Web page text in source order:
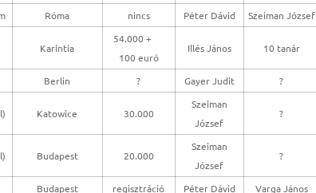
Róma nincs Péter Dávid Szeiman József
Karintia
54.000 +
100 euró
Illés János 10 tanár
Berlin ? Gayer Judit ?
Katowice 30.000
Szeiman
József
?
Budapest 20.000
Szeiman
József
?
Budapest regisztráció Péter Dávid Varga János